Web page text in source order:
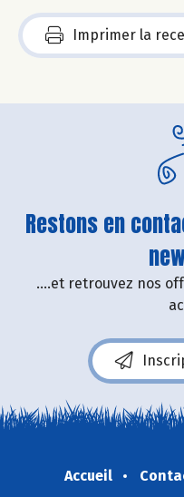
Imprimer la
Restons en
....et retrouvez nos
Accueil